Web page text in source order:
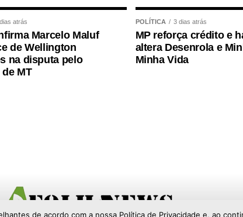
atrás
Marcelo Maluf
de Wellington
na disputa pelo
MT
POLÍTICA 3 dias atrás
MP reforça crédito e
altera Desenrola e
Minha Vida
de acordo com a nossa Política de Privacidade e, ao